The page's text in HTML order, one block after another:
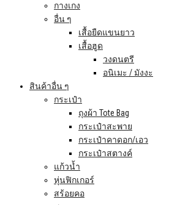
กางเกง
อื่น ๆ
เสื้อยืดแขนยาว
เสื้อฮูด
วงดนตรี
อนิเมะ / มังงะ
สินค้าอื่น ๆ
กระเป๋า
ถุงผ้า Tote Bag
กระเป๋าสะพาย
กระเป๋าคาดอก/เอว
กระเป๋าสตางค์
แก้วน้ำ
หุ่นฟิกเกอร์
สร้อยคอ